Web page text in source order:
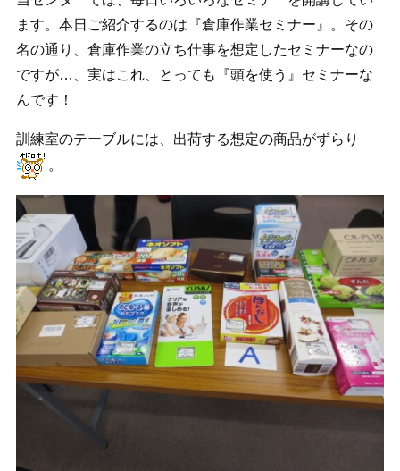
ます。本日ご紹介するのは『倉庫作業セミナー』。その
名の通り、倉庫作業の立ち仕事を想定したセミナーなの
ですが…、実はこれ、とっても『頭を使う』セミナーな
んです！
訓練室のテーブルには、出荷する想定の商品がずらり
。